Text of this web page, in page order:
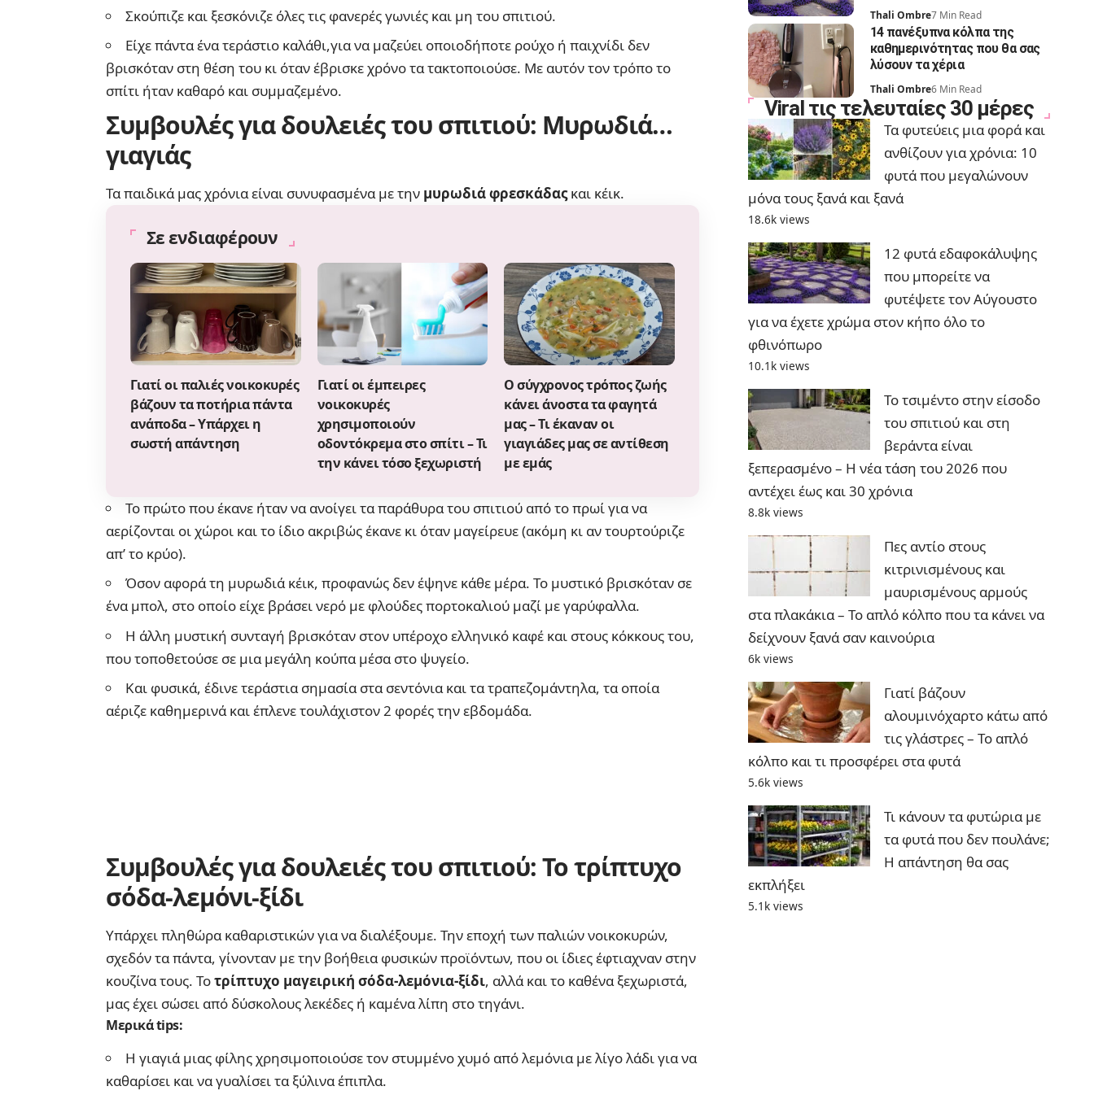
Σκούπιζε και ξεσκόνιζε όλες τις φανερές γωνιές και μη του σπιτιού.
Είχε πάντα ένα τεράστιο καλάθι,για να μαζεύει οποιοδήποτε ρούχο ή παιχνίδι δεν
βρισκόταν στη θέση του κι όταν έβρισκε χρόνο τα τακτοποιούσε. Με αυτόν τον τρόπο το
σπίτι ήταν καθαρό και συμμαζεμένο.
Συμβουλές για δουλειές του σπιτιού: Μυρωδιά…
γιαγιάς
Τα παιδικά μας χρόνια είναι συνυφασμένα με την μυρωδιά φρεσκάδαςκαι κέικ.
Σε ενδιαφέρουν
Γιατί οι παλιές νοικοκυρές
βάζουν τα ποτήρια πάντα
ανάποδα – Υπάρχει η
σωστή απάντηση
Γιατί οι έμπειρες
νοικοκυρές
χρησιμοποιούν
οδοντόκρεμα στο σπίτι – Τι
την κάνει τόσο ξεχωριστή
Ο σύγχρονος τρόπος ζωής
κάνει άνοστα τα φαγητά
μας – Τι έκαναν οι
γιαγιάδες μας σε αντίθεση
με εμάς
Το πρώτο που έκανε ήταν να ανοίγει τα παράθυρα του σπιτιού από το πρωί για να
αερίζονται οι χώροι και το ίδιο ακριβώς έκανε κι όταν μαγείρευε (ακόμη κι αν τουρτούριζε
απ’ το κρύο).
Όσον αφορά τη μυρωδιά κέικ, προφανώς δεν έψηνε κάθε μέρα. Το μυστικό βρισκόταν σε
ένα μπολ, στο οποίο είχε βράσει νερό με φλούδες πορτοκαλιού μαζί με γαρύφαλλα.
Η άλλη μυστική συνταγή βρισκόταν στον υπέροχο ελληνικό καφέ και στους κόκκους του,
που τοποθετούσε σε μια μεγάλη κούπα μέσα στο ψυγείο.
Και φυσικά, έδινε τεράστια σημασία στα σεντόνια και τα τραπεζομάντηλα, τα οποία
αέριζε καθημερινά και έπλενε τουλάχιστον 2 φορές την εβδομάδα.
Συμβουλές για δουλειές του σπιτιού:
σόδα-λεμόνι-ξίδι
Υπάρχει πληθώρα καθαριστικών για να διαλέξουμε. Την εποχή των παλιών νοικοκυρών,
σχεδόν τα πάντα, γίνονταν με την βοήθεια φυσικών προϊόντων, που οι ίδιες έφτιαχναν στην
κουζίνα τους. Το
Μερικά tips:
Thali Ombre7 Min Read
14 πανέξυπνα κόλπα της
καθημερινότητας που θα σας
λύσουν τα χέρια
Thali Ombre6 Min Read
Viral τις τελευταίες 30 μέρες
Τα φυτεύεις μια φορά και
ανθίζουν για χρόνια: 10
φυτά που μεγαλώνουν
μόνα τους ξανά και ξανά
18.6k views
12 φυτά εδαφοκάλυψης
που μπορείτε να
φυτέψετε τον Αύγουστο
για να έχετε χρώμα στον κήπο όλο το
φθινόπωρο
10.1k views
Το τσιμέντο στην είσοδο
του σπιτιού και στη
βεράντα είναι
ξεπερασμένο – Η νέα τάση του 2026 που
αντέχει έως και 30 χρόνια
8.8k views
Πες αντίο στους
κιτρινισμένους και
μαυρισμένους αρμούς
στα πλακάκια – Το απλό κόλπο που τα κάνει να
δείχνουν ξανά σαν καινούρια
6k views
Γιατί βάζουν
αλουμινόχαρτο κάτω από
τις γλάστρες – Το απλό
κόλπο και τι προσφέρει στα φυτά
5.6k views
Τι κάνουν τα φυτώρια με
τα φυτά που δεν πουλάνε;
Η απάντηση θα σας
εκπλήξει
5.1k views